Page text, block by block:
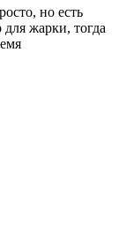
но есть
жарки, тогда